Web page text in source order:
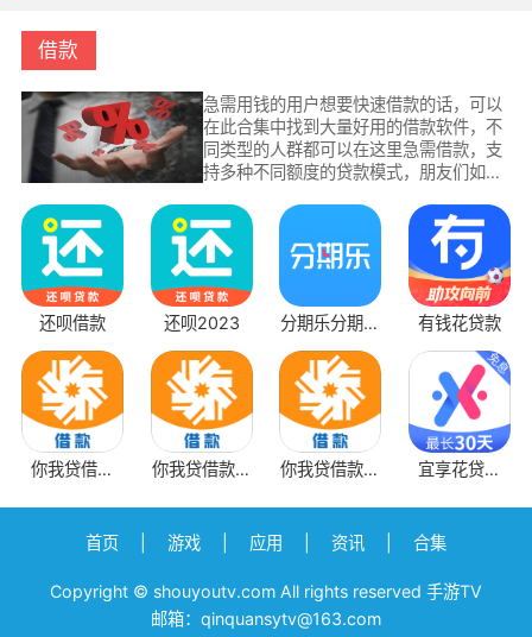
借款
急需用钱的用户想要快速借款的话，可以
在此合集中找到大量好用的借款软件，不
同类型的人群都可以在这里急需借款，支
持多种不同额度的贷款模式，朋友们如果
款app，审核迅速，通过方便，而且没有
太多的借款利息哦。
还呗借款 还呗2023
分期乐分期消
费平台
有钱花贷款
你我贷借款
你我贷借款免
你我贷借款软
宜享花贷款
首页
游戏 应用 资讯 合集
Copyright © shouyoutv.com All rights reserved 手游TV
邮箱：qinquansytv@163.com